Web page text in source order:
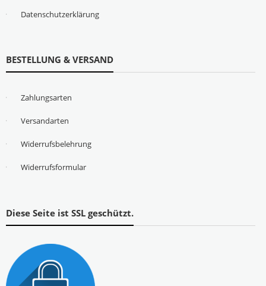
Datenschutzerklärung
BESTELLUNG & VERSAND
Zahlungsarten
Versandarten
Widerrufsbelehrung
Widerrufsformular
Diese Seite ist SSL geschützt.